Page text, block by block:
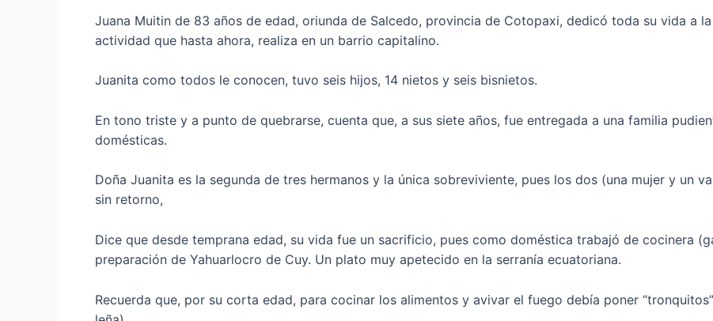
Juana Muitin de 83 años de edad, oriunda de Salcedo, provincia de Cotopaxi, dedicó toda su vida a
actividad que hasta ahora, realiza en un barrio capitalino.
Juanita como todos le conocen, tuvo seis hijos, 14 nietos y seis bisnietos.
En tono triste y a punto de quebrarse, cuenta que, a sus siete años, fue entregada a una familia
domésticas.
Doña Juanita es la segunda de tres hermanos y la única sobreviviente, pues los dos (una mujer y un
sin retorno,
Dice que desde temprana edad, su vida fue un sacrificio, pues como doméstica trabajó de cocinera
preparación de Yahuarlocro de Cuy. Un plato muy apetecido en la serranía ecuatoriana.
Recuerda que, por su corta edad, para cocinar los alimentos y avivar el fuego debía poner